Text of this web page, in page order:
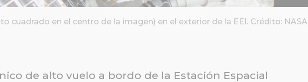
cuadrado en el centro de la imagen) en el exterior de la EEI. Crédito: NASA
de alto vuelo a bordo de la Estación Espacial